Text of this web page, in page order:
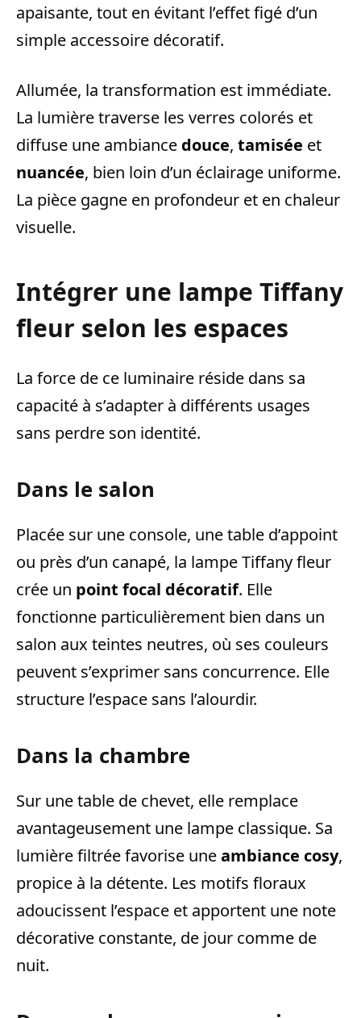
apaisante, tout en évitant l’effet figé d’un
simple accessoire décoratif.
Allumée, la transformation est immédiate.
La lumière traverse les verres colorés et
diffuse une ambiance douce, tamisée et
nuancée, bien loin d’un éclairage uniforme.
La pièce gagne en profondeur et en chaleur
visuelle.
Intégrer une lampe Tiffany
fleur selon les espaces
La force de ce luminaire réside dans sa
capacité à s’adapter à différents usages
sans perdre son identité.
Dans le salon
Placée sur une console, une table d’appoint
ou près d’un canapé, la lampe Tiffany fleur
crée un point focal décoratif. Elle
fonctionne particulièrement bien dans un
salon aux teintes neutres, où ses couleurs
peuvent s’exprimer sans concurrence. Elle
structure l’espace sans l’alourdir.
Dans la chambre
Sur une table de chevet, elle remplace
avantageusement une lampe classique. Sa
lumière filtrée favorise uneambiance cosy,
propice à la détente. Les motifs floraux
adoucissent l’espace et apportent une note
décorative constante, de jour comme de
nuit.